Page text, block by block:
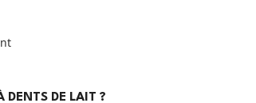
DENTS DE LAIT ?